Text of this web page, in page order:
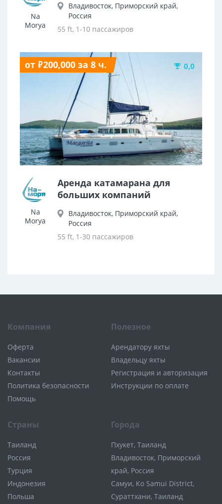
Na
Morya
Владивосток, Приморский край,
Россия
55 ft, 1-10 пассажиров
от ₽200,000 за 8 ч. 0,0
Na
Morya
Аренда катамарана для
больших компаний
Владивосток, Приморский край,
Россия
55 ft, 1-30 пассажиров
Компания
Оферта
Вакансии
Контакты
Политика безопасности
Помощь
Полезное
Арендатору яхты
Владельцу яхты
Регистрация и авторизация
Инструкции по оплате
Страны
Таиланд
Россия
Турция
Индонезия
Польша
Города
Пхукет, Таиланд
Владивосток, Приморский
край, Россия
Самуи, Ko Samui District,
Сураттхани, Таиланд